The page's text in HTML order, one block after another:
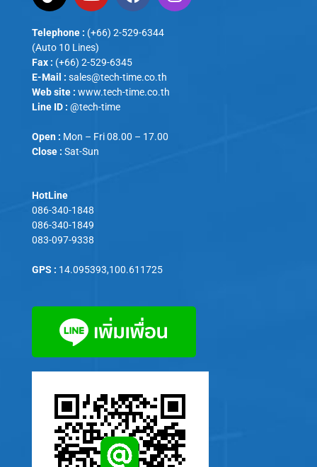
Telephone : (+66) 2-529-6344
(Auto 10 Lines)
Fax : (+66) 2-529-6345
E-Mail : sales@tech-time.co.th
Web site : www.tech-time.co.th
Line ID : @tech-time
Open : Mon – Fri 08.00 – 17.00
Close : Sat-Sun
HotLine
086-340-1848
086-340-1849
083-097-9338
GPS : 14.095393,100.611725